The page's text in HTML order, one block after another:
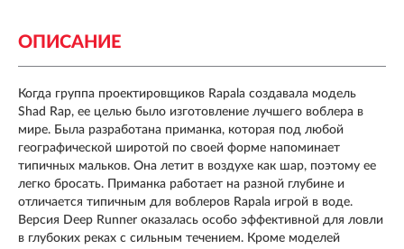
ОПИСАНИЕ
Когда группа проектировщиков Rapala создавала модель
Shad Rap, ее целью было изготовление лучшего воблера в
мире. Была разработана приманка, которая под любой
географической широтой по своей форме напоминает
типичных мальков. Она летит в воздухе как шар, поэтому ее
легко бросать. Приманка работает на разной глубине и
отличается типичным для воблеров Rapala игрой в воде.
Версия Deep Runner оказалась особо эффективной для ловли
в глубоких реках с сильным течением. Кроме моделей